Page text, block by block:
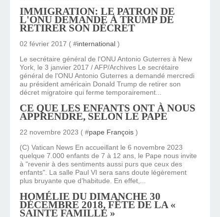
IMMIGRATION: LE PATRON DE
L'ONU DEMANDE À TRUMP DE
RETIRER SON DÉCRET
02 février 2017 ( #international )
Le secrétaire général de l'ONU Antonio Guterres à New
York, le 3 janvier 2017 / AFP/Archives Le secrétaire
général de l'ONU Antonio Guterres a demandé mercredi
au président américain Donald Trump de retirer son
décret migratoire qui ferme temporairement...
CE QUE LES ENFANTS ONT À NOUS
APPRENDRE, SELON LE PAPE
22 novembre 2023 ( #pape François )
(C) Vatican News En accueillant le 6 novembre 2023
quelque 7.000 enfants de 7 à 12 ans, le Pape nous invite
à "revenir à des sentiments aussi purs que ceux des
enfants". La salle Paul VI sera sans doute légèrement
plus bruyante que d’habitude. En effet,...
HOMÉLIE DU DIMANCHE 30
DÉCEMBRE 2018, FÊTE DE LA «
SAINTE FAMILLE »